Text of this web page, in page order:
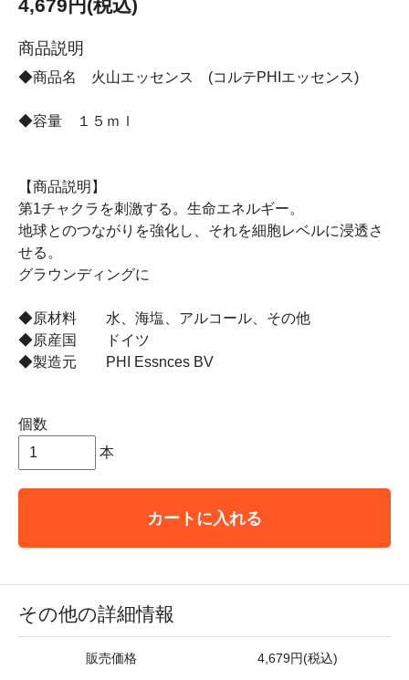
4,679円(税込)
商品説明
◆商品名 火山エッセンス (コルテPHIエッセンス)
◆容量 １５ｍｌ
【商品説明】
第1チャクラを刺激する。生命エネルギー。
地球とのつながりを強化し、それを細胞レベルに浸透さ
せる。
グラウンディングに
◆原材料 水、海塩、アルコール、その他
◆原産国 ドイツ
◆製造元 PHI Essnces BV
個数
本
カートに入れる
その他の詳細情報
販売価格 4,679円(税込)